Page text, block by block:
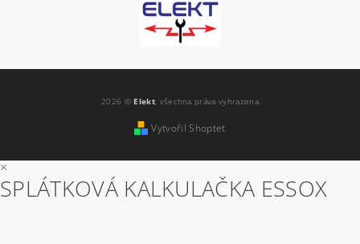
2026 © Elekt, všechna práva vyhrazena
Vytvořil Shoptet
×
SPLÁTKOVÁ KALKULAČKA ESSOX